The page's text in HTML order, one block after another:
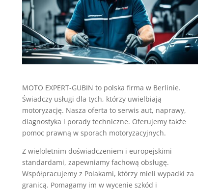
MOTO EXPERT-GUBIN to polska firma w Berlinie.
Świadczy usługi dla tych, którzy uwielbiają
motoryzację. Nasza oferta to serwis aut, naprawy,
diagnostyka i porady techniczne. Oferujemy także
pomoc prawną w sporach motoryzacyjnych.
Z wieloletnim doświadczeniem i europejskimi
standardami, zapewniamy fachową obsługę.
Współpracujemy z Polakami, którzy mieli wypadki za
granicą. Pomagamy im w wycenie szkód i